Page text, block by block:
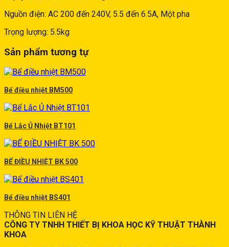
Nguồn điện: AC 200 đến 240V, 5.5 đến 6.5A, Một pha
Trọng lượng: 5.5kg
Sản phẩm tương tự
Bể điều nhiệt BM500
Bể Lắc Ủ Nhiệt BT101
BỂ ĐIỀU NHIỆT BK 500
Bể điều nhiệt BS401
THÔNG TIN LIÊN HỆ
CÔNG TY TNHH THIẾT BỊ KHOA HỌC KỸ THUẬT THÀNH
KHOA